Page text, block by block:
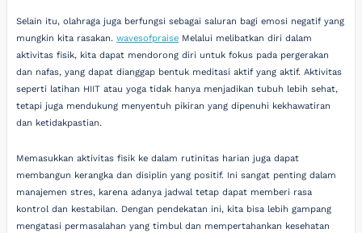
Selain itu, olahraga juga berfungsi sebagai saluran bagi emosi negatif yang
mungkin kita rasakan.wavesofpraise Melalui melibatkan diri dalam
aktivitas fisik, kita dapat mendorong diri untuk fokus pada pergerakan
dan nafas, yang dapat dianggap bentuk meditasi aktif yang aktif. Aktivitas
seperti latihan HIIT atau yoga tidak hanya menjadikan tubuh lebih sehat,
tetapi juga mendukung menyentuh pikiran yang dipenuhi kekhawatiran
dan ketidakpastian.
Memasukkan aktivitas fisik ke dalam rutinitas harian juga dapat
membangun kerangka dan disiplin yang positif. Ini sangat penting dalam
manajemen stres, karena adanya jadwal tetap dapat memberi rasa
kontrol dan kestabilan. Dengan pendekatan ini, kita bisa lebih gampang
mengatasi permasalahan yang timbul dan mempertahankan kesehatan